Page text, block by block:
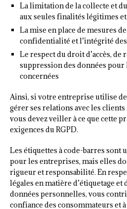
La limitation de la collecte et
aux seules finalités légitimes
La mise en place de mesures
confidentialité et l’intégrité
Le respect du droit d’accès, de
suppression des données pour
concernées
Ainsi, si votre entreprise utilise
gérer ses relations avec les
vous devez veiller à ce que cette
exigences du RGPD.
Les étiquettes à code-barres sont
pour les entreprises, mais elles
rigueur et responsabilité. En
légales en matière d’étiquetage et
données personnelles, vous
confiance des consommateurs et